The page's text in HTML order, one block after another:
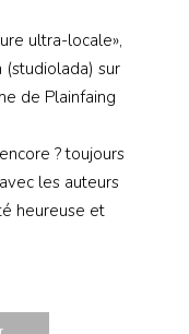
ultra-locale»,
sur
de Plainfaing
? toujours
les auteurs
heureuse et